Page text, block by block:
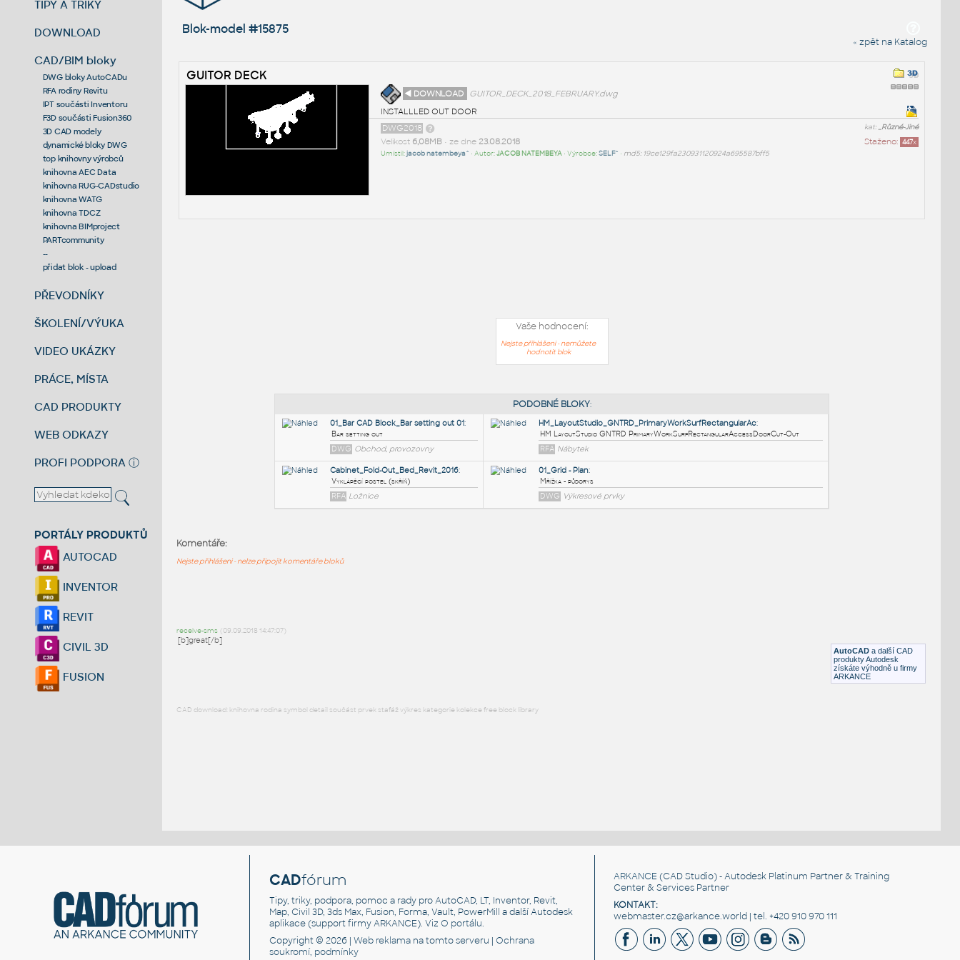
TIPY A TRIKY
DOWNLOAD
CAD/BIM bloky
DWG bloky AutoCADu
RFA rodiny Revitu
IPT součásti Inventoru
F3D součásti Fusion360
3D CAD modely
dynamické bloky DWG
top knihovny výrobců
knihovna AEC Data
knihovna RUG-CADstudio
knihovna WATG
knihovna TDCZ
knihovna BIMproject
PARTcommunity
--
přidat blok - upload
PŘEVODNÍKY
ŠKOLENÍ/VÝUKA
VIDEO UKÁZKY
PRÁCE, MÍSTA
CAD PRODUKTY
WEB ODKAZY
PROFI PODPORA ⓘ
PORTÁLY PRODUKTŮ
AUTOCAD
INVENTOR
REVIT
CIVIL 3D
FUSION
Blok-model #15875
« zpět na Katalog
GUITOR DECK
◄ DOWNLOAD
GUITOR_DECK_2018_FEBRUARY.dwg
INSTALLLED OUT DOOR
kat:_Různé-Jiné
DWG2018
Staženo: 447x
Velikost 6,08MB• ze dne 23.08.2018
Umístil:jacob natembeya^ • Autor:JACOB NATEMBEYA• Výrobce:SELF^ • md5: 19ce129fa230931120924a695587bff5
Vaše hodnocení:
Nejste přihlášeni - nemůžete
hodnotit blok
AutoCAD a další CAD
produkty Autodesk
získáte výhodně u firmy
ARKANCE
Komentáře:
Nejste přihlášeni - nelze připojit komentáře bloků
receive-sms (09.09.2018 14:47:07)
[b]great[/b]
CAD download: knihovna rodina symbol detail součást prvek stafáž výkres kategorie kolekce free block library
CADfórum
Tipy, triky, podpora, pomoc a rady pro AutoCAD, LT, Inventor, Revit,
Map, Civil 3D, 3ds Max, Fusion, Forma, Vault, PowerMill a další Autodesk
aplikace (support firmy ARKANCE). VizO portálu.
Copyright © 2026 |Web reklama na tomto serveru |Ochrana
soukromí, podmínky
ARKANCE (CAD Studio) - Autodesk Platinum Partner & Training
Center & Services Partner
KONTAKT:
webmaster.cz@arkance.world | tel. +420 910 970 111